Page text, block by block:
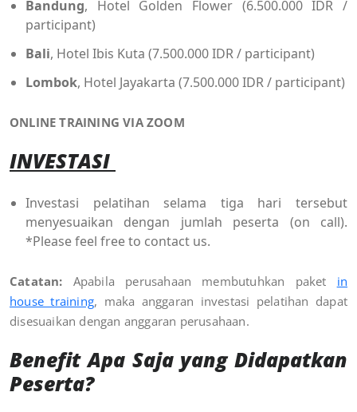
Bandung, Hotel Golden Flower (6.500.000 IDR /
participant)
Bali, Hotel Ibis Kuta (7.500.000 IDR / participant)
Lombok, Hotel Jayakarta (7.500.000 IDR / participant)
ONLINE TRAINING VIA ZOOM
INVESTASI
Investasi pelatihan selama tiga hari tersebut
menyesuaikan dengan jumlah peserta (on call).
*Please feel free to contact us.
Catatan: Apabila perusahaan membutuhkan paket in
house training, maka anggaran investasi pelatihan dapat
disesuaikan dengan anggaran perusahaan.
Benefit Apa Saja yang Didapatkan
Peserta?